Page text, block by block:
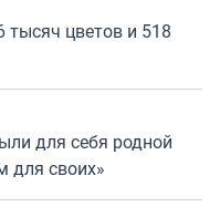
цветов и 518
для себя родной
для своих»